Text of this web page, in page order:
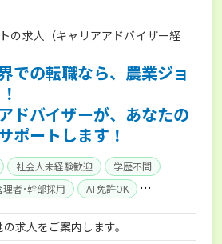
の求人（キャリアアドバイザー経
での転職なら、農業ジョ
ドバイザーが、あなたの
ポートします！
社会人未経験歓迎
学歴不問
理者･幹部採用
AT免許OK
補助あり
残業月20時間以内
100日以上
経験者優遇
求人をご案内します。